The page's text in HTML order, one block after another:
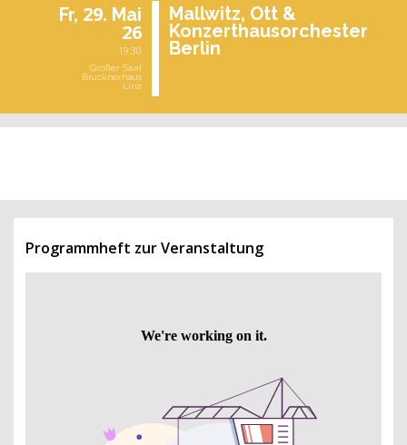
Fr, 29. Mai
26
19:30
Großer Saal
Brucknerhaus
Linz
Mall­witz, Ott &
Kon­zert­haus­or­ches­ter
Ber­lin
Programmheft zur Veranstaltung